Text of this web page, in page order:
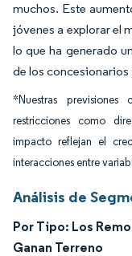
muchos. Este
jóvenes a explorar el
lo que ha generado
de los
*Nuestras
restricciones como
impacto reflejan el
interacciones entre
Análisis de
Por Tipo: Los
Ganan Terreno